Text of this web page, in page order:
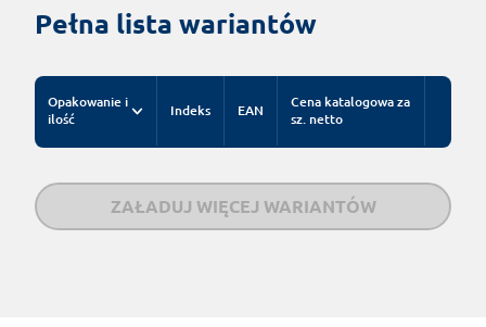
Pełna lista wariantów
Opakowanie i
ilość
Indeks EAN
Cena katalogowa za
sz. netto
ZAŁADUJ WIĘCEJ WARIANTÓW